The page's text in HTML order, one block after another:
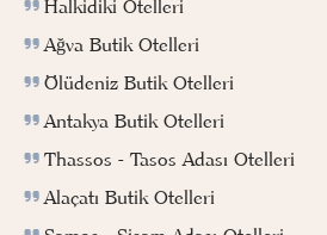
Halkidiki Otelleri
Ağva Butik Otelleri
Ölüdeniz Butik Otelleri
Antakya Butik Otelleri
Thassos - Tasos Adası Otelleri
Alaçatı Butik Otelleri